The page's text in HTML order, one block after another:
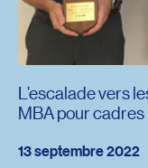
13 septembre 2022
L’escalade vers
MBA pour cadres